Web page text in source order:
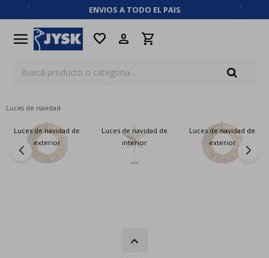
ENVIOS A TODO EL PAIS
menu favorite
Luces de navidad
Luces de navidad de
exterior
Luces de navidad de
interior
Luces de navidad de
exterior
close